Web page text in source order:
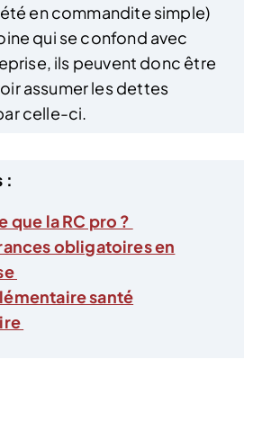
en commandite simple)
qui se confond avec
ils peuvent donc être
assumer les dettes
celle-ci.
:
que la RC pro ?
obligatoires en
santé